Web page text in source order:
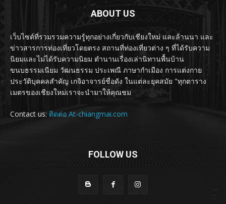
ABOUT US
เว็บไซต์ที่รวมรวมความรู้ทุกอย่างเกี่ยวกับเชียงใหม่ และล้านนา และ
ข่าวสารการท่องเที่ยวโดยตรง สถานที่ท่องเที่ยวต่าง ๆ ที่ได้รับความ
นิยมและไม่ได้รับความนิยม ตำนานเรื่องเล่านิทานพื้นบ้าน
ขนบธรรมเนียม วัฒนธรรม ประเพณี ภาษากำเมือง การแต่งกาย
ประวัติบุคคลสำคัญ เกจิอาจารย์ชื่อดัง ในแต่ละยุคสมัย "ทุกตาราง
เมตรของเชียงใหม่เราจะนำมาให้คุณชม
Contact us: ติดต่อ At-chiangmai.com
FOLLOW US